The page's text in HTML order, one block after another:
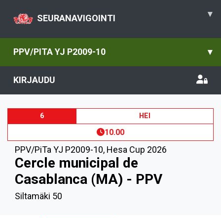
SEURANAVIGOINTI ▾
PPV/PITA YJ P2009-10 ▾
KIRJAUDU
6 HEI
10.00
PPV/PiTa YJ P2009-10, Hesa Cup 2026
Cercle municipal de
Casablanca (MA) - PPV
Siltamäki 50